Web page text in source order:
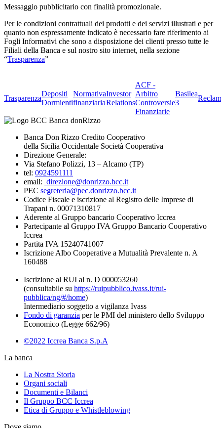
Messaggio pubblicitario con finalità promozionale.
Per le condizioni contrattuali dei prodotti e dei servizi illustrati e per
quanto non espressamente indicato è necessario fare riferimento ai
Fogli Informativi che sono a disposizione dei clienti presso tutte le
Filiali della Banca e sul nostro sito internet, nella sezione
“Trasparenza”
Trasparenza
Depositi
Dormienti
Normativa
finanziaria
Investor
Relations
ACF -
Arbitro
Controversie
Finanziarie
Basilea
3
Banca Don Rizzo Credito Cooperativo
della Sicilia Occidentale Società Cooperativa
Direzione Generale:
Via Stefano Polizzi, 13 – Alcamo (TP)
tel: 0924591111
email: direzione@donrizzo.bcc.it
PEC segreteria@pec.donrizzo.bcc.it
Codice Fiscale e iscrizione al Registro delle Imprese di
Trapani n. 00071310817
Aderente al Gruppo bancario Cooperativo Iccrea
Partecipante al Gruppo IVA Gruppo Bancario Cooperativo
Iccrea
Partita IVA 15240741007
Iscrizione Albo Cooperative a Mutualità Prevalente n. A
160488
Iscrizione al RUI al n. D 000053260
(consultabile su https://ruipubblico.ivass.it/rui-
pubblica/ng/#/home)
Intermediario soggetto a vigilanza Ivass
Fondo di garanzia per le PMI del ministero dello Sviluppo
Economico (Legge 662/96)
©2022 Iccrea Banca S.p.A
La banca
La Nostra Storia
Organi sociali
Documenti e Bilanci
Il Gruppo BCC Iccrea
Etica di Gruppo e Whistleblowing